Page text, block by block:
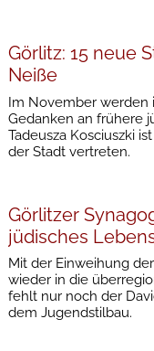
Görlitz: 15 neue
Neiße
Im November werden
Gedanken an frühere
Tadeusza Kosciuszki
der Stadt vertreten.
Görlitzer
jüdisches
Mit der Einweihung
wieder in die
fehlt nur noch der
dem Jugendstilbau.